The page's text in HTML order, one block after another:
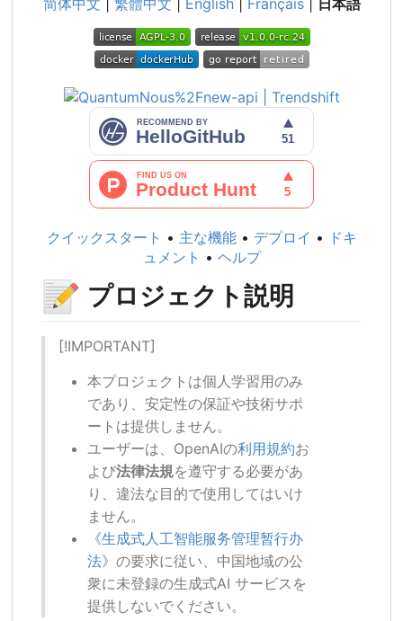
简体中文
繁體中文 English| Français| 日本語
クイックスタート • 主な機能• デプロイ • ドキ
ュメント • ヘルプ
📝 プロジェクト説明
[!IMPORTANT]
本プロジェクトは個人学習用のみ
であり、安定性の保証や技術サポ
ートは提供しません。
ユーザーは、OpenAIの利用規約お
よび法律法規を遵守する必要があ
り、違法な目的で使用してはいけ
ません。
《生成式人工智能服务管理暂行办
法》 の要求に従い、中国地域の公
衆に未登録の生成式AI サービスを
提供しないでください。